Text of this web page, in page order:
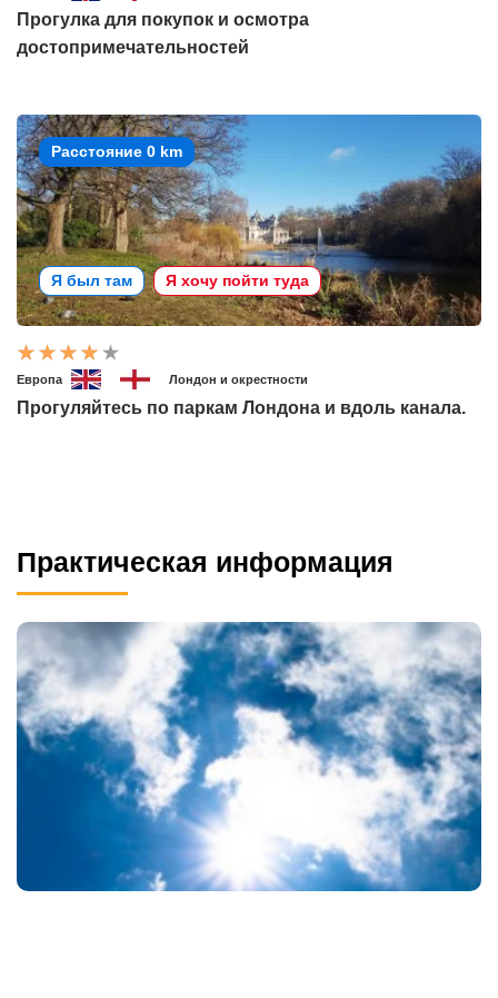
Прогулка для покупок и осмотра
достопримечательностей
Расстояние 0 km
Я был там Я хочу пойти туда
Европа Лондон и окрестности
Прогуляйтесь по паркам Лондона и вдоль канала.
Практическая информация